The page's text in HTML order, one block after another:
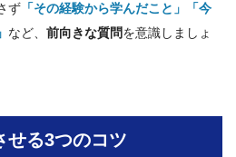
ず 「その経験から学んだこと」「今
など、 前向きな質問を意識しましょ
せる3つのコツ